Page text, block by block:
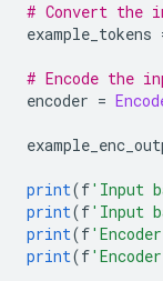
# Convert the
example_tokens
# Encode the
encoder =
print(f'Input
print(f'Input
print(f
print(f